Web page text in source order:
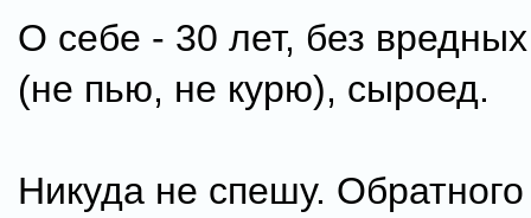
О себе - 30 лет, без
(не пью, не курю), сыроед.
Никуда не спешу. Обратного